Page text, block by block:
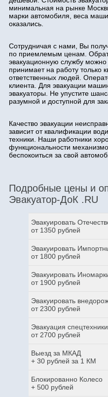
минимальная на рынке
марки автомобиля, веса
оказались.
Сотрудничая с нами, Вы
по приемлемым ценам.
эвакуационную службу
принимает на работу только
ответственных людей.
клиента. Для эвакуации
эвакуаторы. Не упустите
разумной и доступной для
Качество эвакуации
зависит от квалификации
техники. Наши работники
функциональности
беспокоиться за свой
Подробные цены и
Эвакуатор-ДоК .RU
Эвакуировать
от 1350 рублей
Эвакуировать
от 1800 рублей
Эвакуировать
от 1900 рублей
Эвакуировать
от 2300 рублей
Эвакуация спецтехники
от 2700 рублей
Выезд за МКАД
+ 30 рублей за 1 КМ
Блокированно Колесо
+ 500 рублей